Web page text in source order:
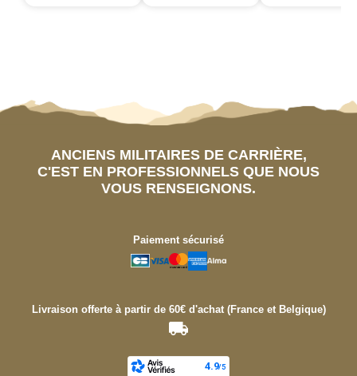
ANCIENS MILITAIRES DE CARRIÈRE,
C'EST EN PROFESSIONNELS QUE NOUS
VOUS RENSEIGNONS.
Paiement sécurisé
Livraison offerte à partir de 60€ d'achat (France et Belgique)